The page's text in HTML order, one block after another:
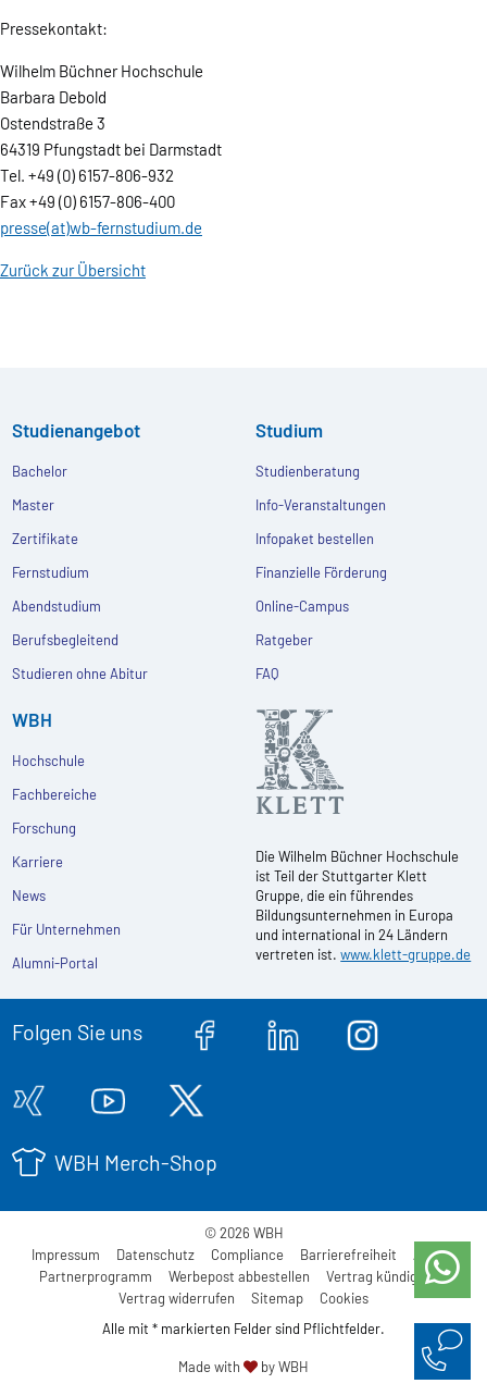
Pressekontakt:
Wilhelm Büchner Hochschule
Barbara Debold
Ostendstraße 3
64319 Pfungstadt bei Darmstadt
Tel. +49 (0) 6157-806-932
Fax +49 (0) 6157-806-400
presse(at)wb-fernstudium.de
Zurück zur Übersicht
Studienangebot
Bachelor
Master
Zertifikate
Fernstudium
Abendstudium
Berufsbegleitend
Studieren ohne Abitur
Studium
Studienberatung
Info-Veranstaltungen
Infopaket bestellen
Finanzielle Förderung
Online-Campus
Ratgeber
FAQ
WBH
Hochschule
Fachbereiche
Forschung
Karriere
News
Für Unternehmen
Alumni-Portal
Die Wilhelm Büchner Hochschule
ist Teil der Stuttgarter Klett
Gruppe, die ein führendes
Bildungsunternehmen in Europa
und international in 24 Ländern
vertreten ist.www.klett-gruppe.de
Folgen Sie uns
WBH Merch-Shop
© 2026 WBH
Impressum
Datenschutz Compliance Barrierefreiheit
AGB
Partnerprogramm
Werbepost abbestellen
Vertrag kündigen
Vertrag widerrufen
Sitemap
Cookies
Alle mit * markierten Felder sind Pflichtfelder.
Made with by WBH